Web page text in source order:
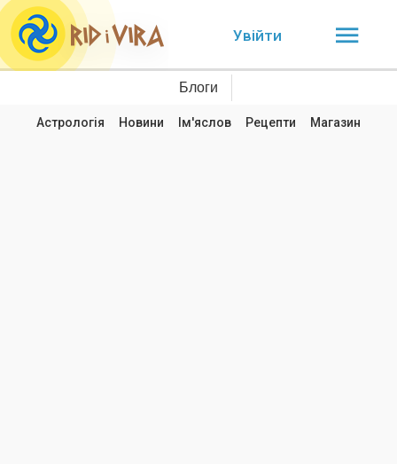
Увійти
Блоги
Астрологія Новини Ім'яслов Рецепти Магазин